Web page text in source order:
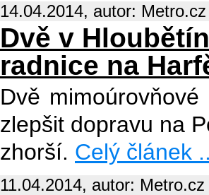
14.04.2014, autor:
Dvě v
radnice na
Dvě
zlepšit dopravu na
zhorší. Celý článek
11.04.2014, autor: